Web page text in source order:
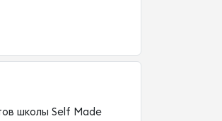
школы Self Made